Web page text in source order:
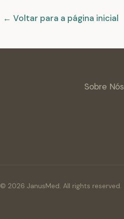
← Voltar para a página inicial
Sobre Nós
© 2026 JanusMed. All rights reserved.